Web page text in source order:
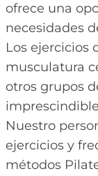
ofrece una
necesidades
Los ejercicios
musculatura
otros grupos
Nuestro
ejercicios y
métodos